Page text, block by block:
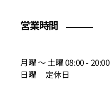
営業時間
月曜 〜 土曜 08:00 - 20:00
日曜 定休日